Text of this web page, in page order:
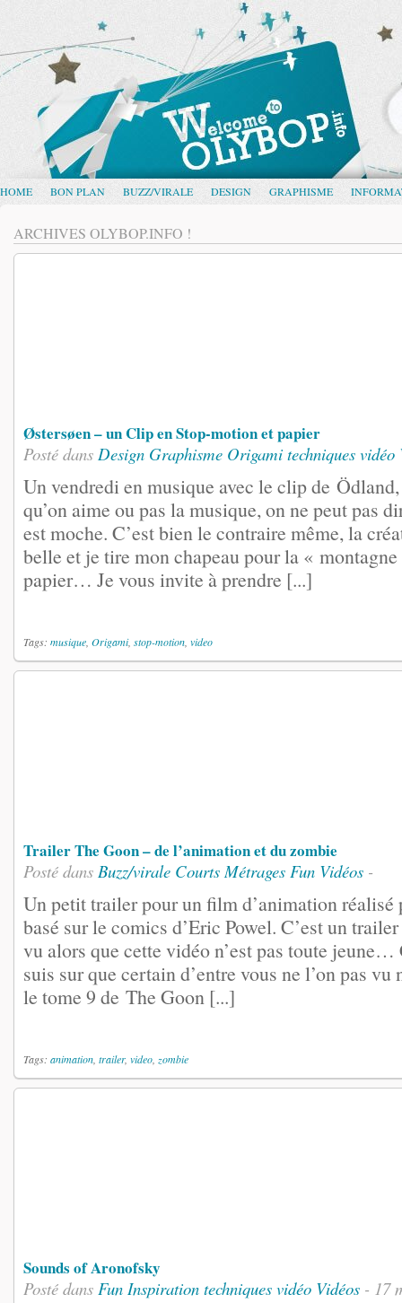
HOME BON PLAN BUZZ/VIRALE DESIGN GRAPHISME
ARCHIVES OLYBOP.INFO !
Østersøen – un Clip en Stop-motion et papier
Posté dans Design Graphisme Origami techniques vidéo
Un vendredi en musique avec le clip de
qu’on aime ou pas la musique, on ne peut pas
est moche. C’est bien le contraire même, la
belle et je tire mon chapeau pour la « montagne
papier… Je vous invite à prendre [...]
Tags: musique Origami, stop-motion video
Trailer The Goon – de l’animation et du zombie
Posté dans Buzz/virale Courts Métrages Fun Vidéos -
Un petit trailer pour un film d’animation réalisé
basé sur le comics d’Eric Powel. C’est un
vu alors que cette vidéo n’est pas toute jeune…
suis sur que certain d’entre vous ne l’on pas
le tome 9 de The Goon [...]
Tags: animation trailer, video zombie
Sounds of Aronofsky
Posté dans Fun Inspiration techniques vidéo Vidéos - 17